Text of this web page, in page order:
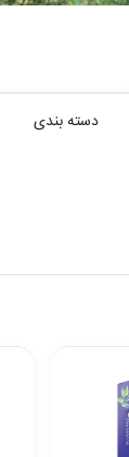
دسته بندی